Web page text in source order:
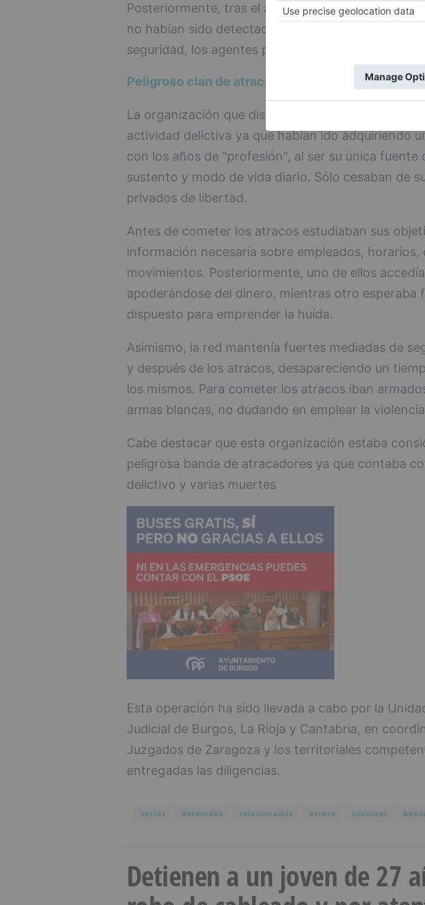
Posteriormente, tras el atraco cometido en Puente
no habían sido detectados y al haber disminuido
seguridad, los agentes procedieron a la detención
Peligroso clan de atracadores
La organización que disponía de gran movilidad
actividad delictiva ya que habían ido adquiriendo
con los años de "profesión", al ser su única fuente
sustento y modo de vida diario. Sólo cesaban de
privados de libertad.
Antes de cometer los atracos estudiaban sus
información necesaria sobre empleados, horarios,
movimientos. Posteriormente, uno de ellos
apoderándose del dinero, mientras otro esperaba
dispuesto para emprender la huída.
Asimismo, la red mantenía fuertes mediadas de
y después de los atracos, desapareciendo un
los mismos. Para cometer los atracos iban
armas blancas, no dudando en emplear la
Cabe destacar que esta organización estaba
peligrosa banda de atracadores ya que contaba
delictivo y varias muertes
Esta operación ha sido llevada a cabo por la
Judicial de Burgos, La Rioja y Cantabria, en
Juzgados de Zaragoza y los territoriales
entregadas las diligencias.
varios detenidos relacionados atraco sucursal
Detienen a un joven de 27